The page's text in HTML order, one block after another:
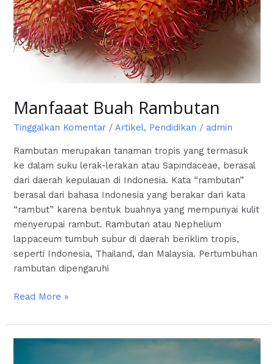
Manfaaat Buah Rambutan
Tinggalkan Komentar /Artikel, Pendidikan / admin
Rambutan merupakan tanaman tropis yang termasuk
ke dalam suku lerak-lerakan atau Sapindaceae, berasal
dari daerah kepulauan di Indonesia. Kata “rambutan”
berasal dari bahasa Indonesia yang berakar dari kata
“rambut” karena bentuk buahnya yang mempunyai kulit
menyerupai rambut. Rambutan atau Nephelium
lappaceum tumbuh subur di daerah beriklim tropis,
seperti Indonesia, Thailand, dan Malaysia. Pertumbuhan
rambutan dipengaruhi
Read More »
PENTINGNYA